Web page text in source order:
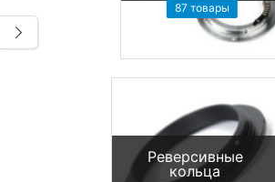
87 товары
Реверсивные
кольца